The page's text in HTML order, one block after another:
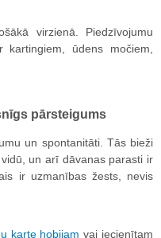
virzienā. Piedzīvojumu
kartingiem, ūdens močiem,
pārsteigums
un spontanitāti. Tās bieži
un arī dāvanas parasti ir
ir uzmanības žests, nevis
karte hobijam vai iecienītam